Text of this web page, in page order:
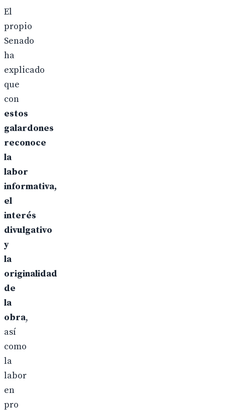
El
propio
Senado
ha
explicado
que
con
estos
galardones
reconoce
la
labor
informativa,
el
interés
divulgativo
y
la
originalidad
de
la
obra,
así
como
la
labor
en
pro